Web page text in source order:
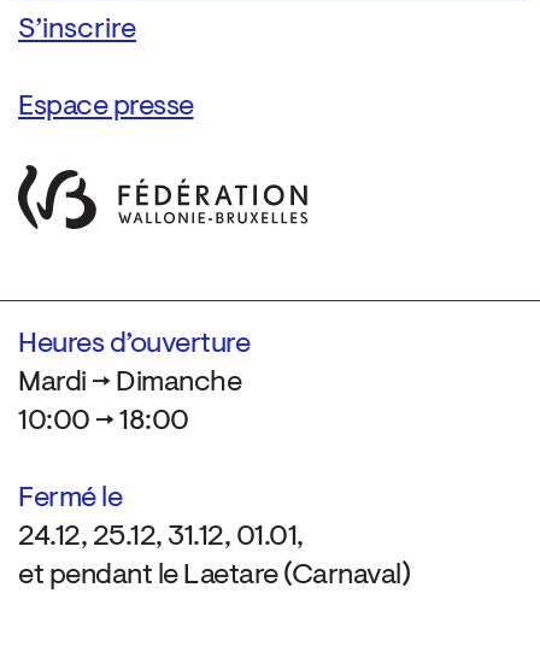
Espace presse
Heures d’ouverture
Mardi → Dimanche
10:00 → 18:00
Fermé le
24.12, 25.12, 31.12, 01.01,
et pendant le Laetare (Carnaval)